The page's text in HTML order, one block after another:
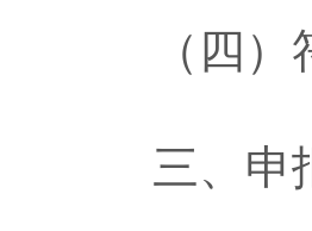
（四）符
三、申